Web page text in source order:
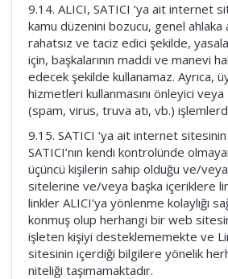
9.14. ALICI, SATICI ‘ya ait internet
kamu düzenini bozucu, genel ahlaka
rahatsız ve taciz edici şekilde,
için, başkalarının maddi ve manevi
edecek şekilde kullanamaz. Ayrıca,
hizmetleri kullanmasını önleyici veya
(spam, virus, truva atı, vb.)
9.15. SATICI ‘ya ait internet
SATICI’nın kendi kontrolünde
üçüncü kişilerin sahip olduğu ve/
sitelerine ve/veya başka içeriklere
linkler ALICI’ya yönlenme kolaylığı
konmuş olup herhangi bir web
işleten kişiyi desteklememekte ve
sitesinin içerdiği bilgilere yönelik
niteliği taşımamaktadır.